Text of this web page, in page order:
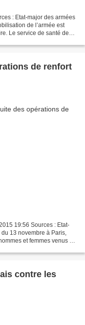
: Etat-major des armées
de l’armée est
Le service de santé des
de renfort
19:56 Sources : Etat-
13 novembre à Paris,
et femmes venus de
contre les